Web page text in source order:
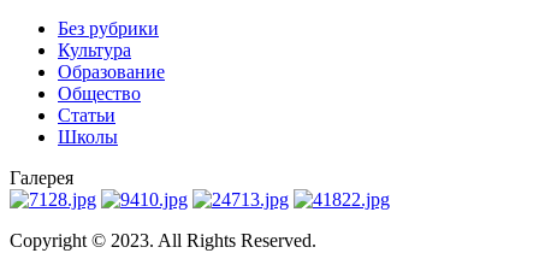
Без рубрики
Культура
Образование
Общество
Статьи
Школы
Галерея
Copyright © 2023. All Rights Reserved.